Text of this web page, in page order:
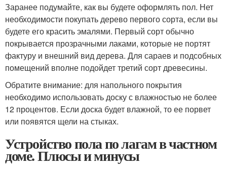
Заранее подумайте, как вы будете оформлять пол. Нет
необходимости покупать дерево первого сорта, если вы
будете его красить эмалями. Первый сорт обычно
покрывается прозрачными лаками, которые не портят
фактуру и внешний вид дерева. Для сараев и подсобных
помещений вполне подойдет третий сорт древесины.
Обратите внимание: для напольного покрытия
необходимо использовать доску с влажностью не более
12 процентов. Если доска будет влажной, то ее порвет
или появятся щели на стыках.
Устройство пола по лагам в частном
доме. Плюсы и минусы